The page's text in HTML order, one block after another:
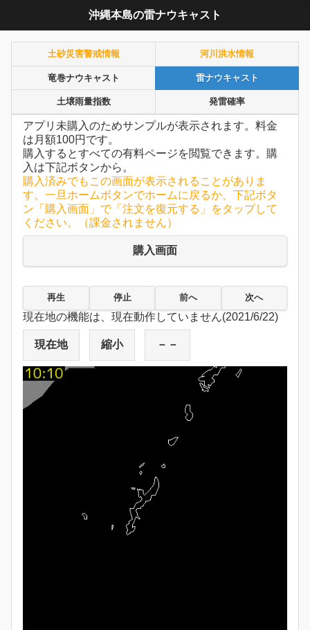
沖縄本島の雷ナウキャスト
土砂災害警戒情報 河川洪水情報
竜巻ナウキャスト 雷ナウキャスト
土壌雨量指数 発雷確率
アプリ未購入のためサンプルが表示されます。料金
は月額100円です。
購入するとすべての有料ページを閲覧できます。購
入は下記ボタンから。
購入済みでもこの画面が表示されることがありま
す。一旦ホームボタンでホームに戻るか、下記ボタ
ン「購入画面」で「注文を復元する」をタップして
ください。（課金されません）
購入画面
再生 停止 前へ 次へ
現在地の機能は、現在動作していません(2021/6/22)
現在地 縮小 －－